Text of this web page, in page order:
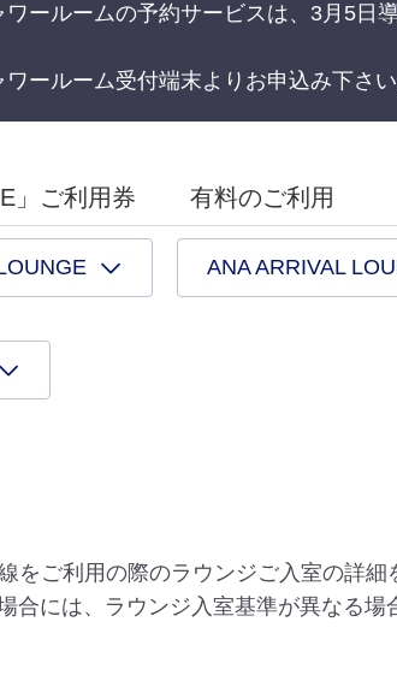
ールームの予約サービスは、3月5日
ールーム受付端末よりお申込み下さい
」ご利用券 有料のご利用
ANA ARRIVAL
ご利用の際のラウンジご入室の詳細
合には、ラウンジ入室基準が異なる